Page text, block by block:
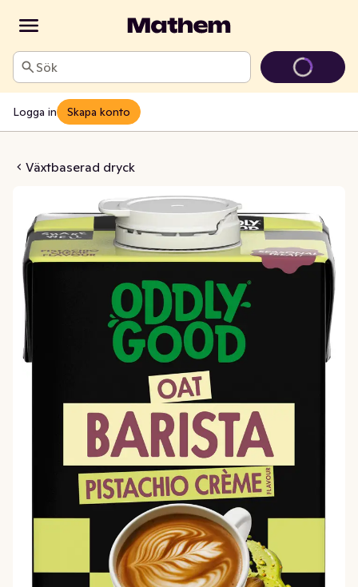
Sök
Logga in Skapa konto
Växtbaserad dryck
Pistage Glutenfri